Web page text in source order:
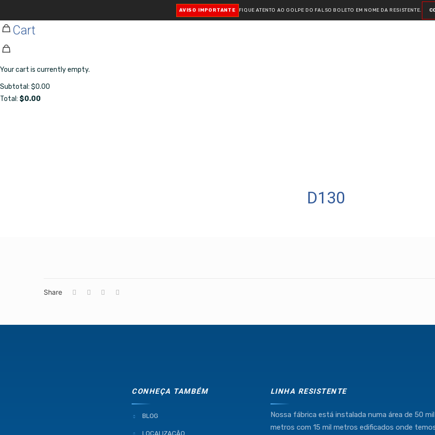
Cart
Your cart is currently empty.
Subtotal: $0.00
Total: $0.00
AVISO IMPORTANTE FIQUE ATENTO AO GOLPE DO FALSO BOLETO EM NOME DA RESISTENTE.
D130
Share
CONHEÇA TAMBÉM
BLOG
LOCALIZAÇÃO
LINHA RESISTENTE
Nossa fábrica está instalada numa área de 50 mil
metros com 15 mil metros edificados onde